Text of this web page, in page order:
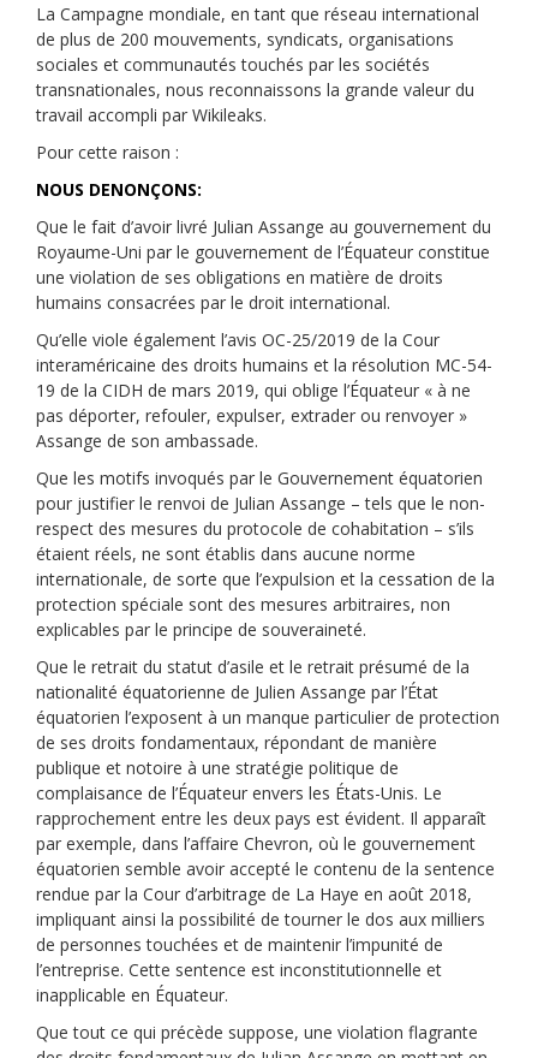
La Campagne mondiale, en tant que réseau international
de plus de 200 mouvements, syndicats, organisations
sociales et communautés touchés par les sociétés
transnationales, nous reconnaissons la grande valeur du
travail accompli par Wikileaks.
Pour cette raison :
NOUS DENONÇONS:
Que le fait d’avoir livré Julian Assange au gouvernement du
Royaume-Uni par le gouvernement de l’Équateur constitue
une violation de ses obligations en matière de droits
humains consacrées par le droit international.
Qu’elle viole également l’avis OC-25/2019 de la Cour
interaméricaine des droits humains et la résolution MC-54-
19 de la CIDH de mars 2019, qui oblige l’Équateur « à ne
pas déporter, refouler, expulser, extrader ou renvoyer »
Assange de son ambassade.
Que les motifs invoqués par le Gouvernement équatorien
pour justifier le renvoi de Julian Assange – tels que le non-
respect des mesures du protocole de cohabitation – s’ils
étaient réels, ne sont établis dans aucune norme
internationale, de sorte que l’expulsion et la cessation de la
protection spéciale sont des mesures arbitraires, non
explicables par le principe de souveraineté.
Que le retrait du statut d’asile et le retrait présumé de la
nationalité équatorienne de Julien Assange par l’État
équatorien l’exposent à un manque particulier de protection
de ses droits fondamentaux, répondant de manière
publique et notoire à une stratégie politique de
complaisance de l’Équateur envers les États-Unis. Le
rapprochement entre les deux pays est évident. Il apparaît
par exemple, dans l’affaire Chevron, où le gouvernement
équatorien semble avoir accepté le contenu de la sentence
rendue par la Cour d’arbitrage de La Haye en août 2018,
impliquant ainsi la possibilité de tourner le dos aux milliers
de personnes touchées et de maintenir l’impunité de
l’entreprise. Cette sentence est inconstitutionnelle et
inapplicable en Équateur.
Que tout ce qui précède suppose, une violation flagrante